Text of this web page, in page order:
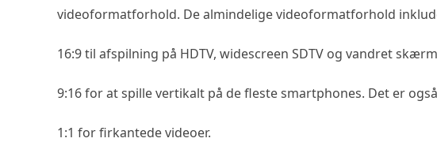
videoformatforhold. De almindelige videoformatforhold
16:9 til afspilning på HDTV, widescreen SDTV og vandret
9:16 for at spille vertikalt på de fleste smartphones. Det er
1:1 for firkantede videoer.